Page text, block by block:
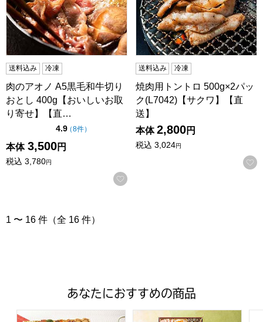
送料込み 冷凍
肉のアオノ A5黒毛和牛切り
おとし 400g【おいしいお取
り寄せ】【直…
4.9点（5点満点中）
（8件の評価
）
本体 3,500円
税込 3,780円
お気に入りに登録する
送料込み 冷凍
焼肉用トントロ 500g×2パッ
ク(L7042)【サクワ】【直
送】
本体 2,800円
税込 3,024円
1 〜 16 件（全 16 件）
あなたにおすすめの商品
トップバリュ 和洋中特大二段重「饗宴」(きょうえん)【4
トップバリュ 和風三段重「